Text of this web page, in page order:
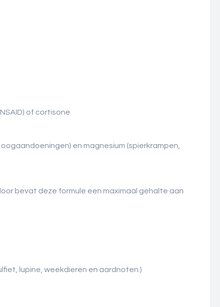
of cortisone
en magnesium (spierkrampen,
bevat deze formule een maximaal gehalte aan
lupine, weekdieren en aardnoten.)